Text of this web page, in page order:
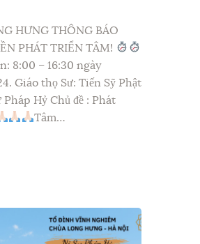
HƯNG THÔNG BÁO
PHÁT TRIỂN TÂM!
8:00 – 16:30 ngày
Giáo thọ Sư: Tiến Sỹ Phật
Hỷ Chủ đề : Phát
Tâm…